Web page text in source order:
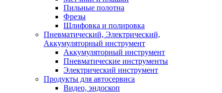
Пильные полотна
Фрезы
Шлифовка и полировка
Пневматический, Электрический,
Аккумуляторный инструмент
Аккумуляторный инструмент
Пневматические инструменты
Электрический инструмент
Продукты для автосервиса
Видео, эндоскоп